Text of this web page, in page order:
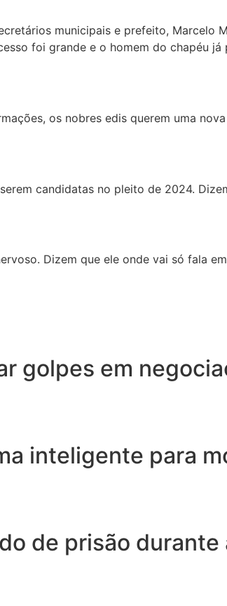
municipais e prefeito, Marcelo
foi grande e o homem do chapéu
os nobres edis querem uma
candidatas no pleito de 2024.
Dizem que ele onde vai só fala
golpes em
inteligente para
de prisão